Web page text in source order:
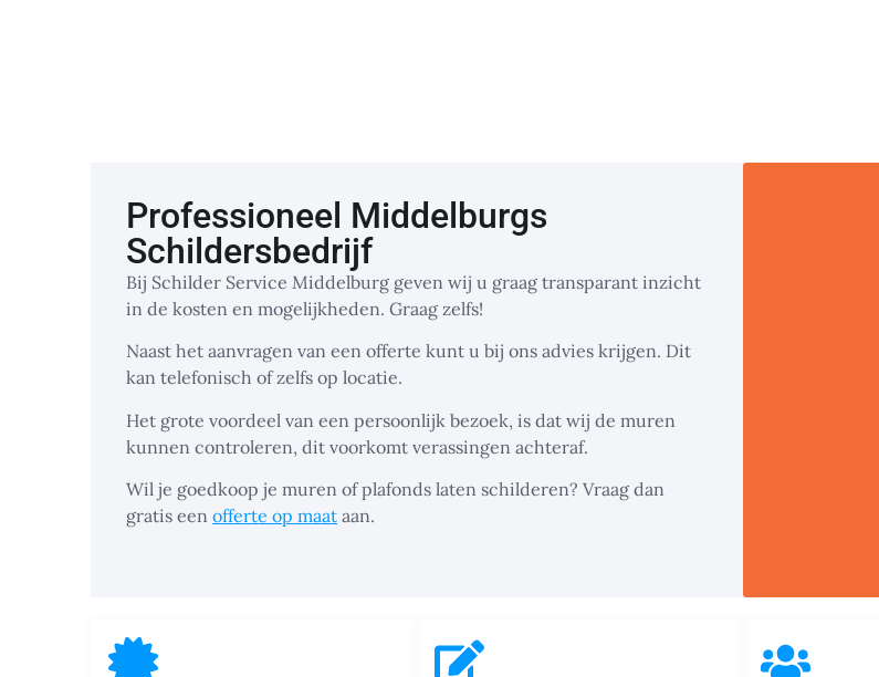
Professioneel Middelburgs
Schildersbedrijf
Bij Schilder Service Middelburg geven wij u graag transparant inzicht
in de kosten en mogelijkheden. Graag zelfs!
Naast het aanvragen van een offerte kunt u bij ons advies krijgen. Dit
kan telefonisch of zelfs op locatie.
Het grote voordeel van een persoonlijk bezoek, is dat wij de muren
kunnen controleren, dit voorkomt verassingen achteraf.
Wil je goedkoop je muren of plafonds laten schilderen? Vraag dan
gratis een offerte op maat aan.